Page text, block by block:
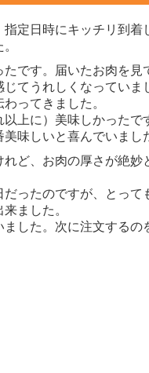
指定日時にキッチリ到着
です。届いたお肉を見
てうれしくなっていま
ってきました。
上に）美味しかったで
味しいと喜んでいまし
ど、お肉の厚さが絶妙
ったのですが、とって
ました。
ました。次に注文するの